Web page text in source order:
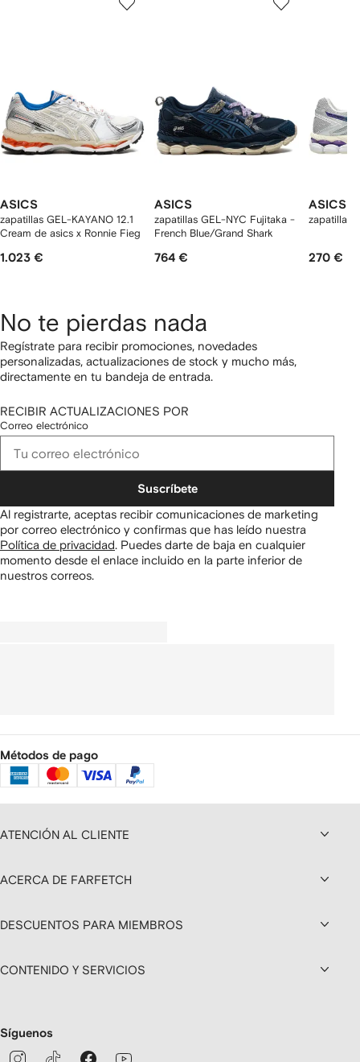
ASICS
zapatillas GEL-KAYANO 12.1
Cream de asics x Ronnie Fieg
1.023 €
ASICS
zapatillas GEL-NYC Fujitaka -
French Blue/Grand Shark
764 €
ASICS
zapatillas
270 €
No te pierdas nada
Regístrate para recibir promociones, novedades
personalizadas, actualizaciones de stock y mucho más,
directamente en tu bandeja de entrada.
RECIBIR ACTUALIZACIONES POR
Correo electrónico
Suscríbete
Al registrarte, aceptas recibir comunicaciones de marketing
por correo electrónico y confirmas que has leído nuestra
Política de privacidad. Puedes darte de baja en cualquier
momento desde el enlace incluido en la parte inferior de
nuestros correos.
Métodos de pago
ATENCIÓN AL CLIENTE
ACERCA DE FARFETCH
DESCUENTOS PARA MIEMBROS
CONTENIDO Y SERVICIOS
Síguenos